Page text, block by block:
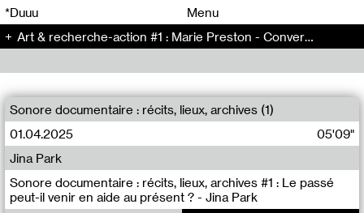
*Duuu
Menu
Art & recherche-action #1 : Marie Preston - Conversation (146)
Sonore documentaire : récits, lieux, archives (1)
01.04.2025
05'09"
Sonore documentaire : récits, lieux, archives #1 : Le passé
peut-il venir en aide au présent ? - Jina Park
Jina Park
00 00
00 00